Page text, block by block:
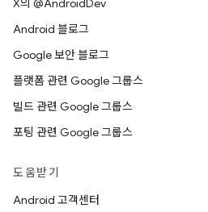
X의 @AndroidDev
Android 블로그
Google 보안 블로그
플랫폼 관련 Google 그룹스
빌드 관련 Google 그룹스
포팅 관련 Google 그룹스
도움받기
Android 고객센터